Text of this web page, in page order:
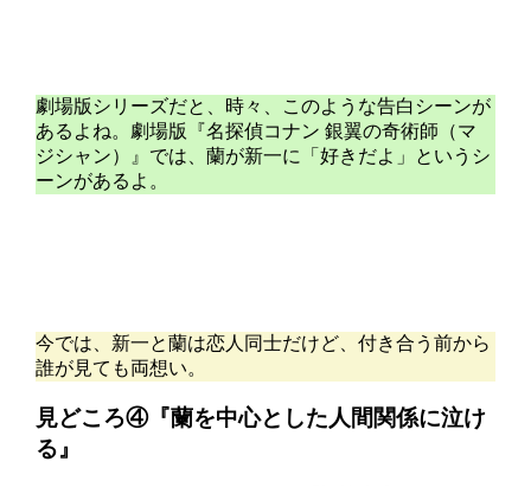
劇場版シリーズだと、時々、このような告白シーンが
あるよね。劇場版『名探偵コナン 銀翼の奇術師（マ
ジシャン）』では、蘭が新一に「好きだよ」というシ
ーンがあるよ。
今では、新一と蘭は恋人同士だけど、付き合う前から
誰が見ても両想い。
見どころ④『蘭を中心とした人間関係に泣け
る』